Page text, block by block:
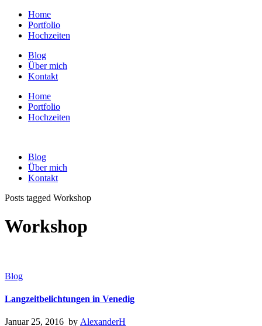
Home
Portfolio
Hochzeiten
Blog
Über mich
Kontakt
Home
Portfolio
Hochzeiten
Blog
Über mich
Kontakt
Posts tagged Workshop
Workshop
Blog
Langzeitbelichtungen in Venedig
Januar 25, 2016 by AlexanderH